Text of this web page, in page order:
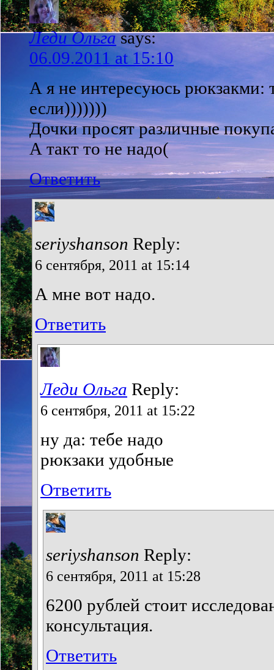
Леди Ольга says:
06.09.2011 at 15:10
А я не интересуюсь рюкзакми:
если)))))))
Дочки просят различные
А такт то не надо(
Ответить
seriyshanson Reply:
6 сентября, 2011 at 15:14
А мне вот надо.
Ответить
Леди Ольга Reply:
6 сентября, 2011 at 15:22
ну да: тебе надо
рюкзаки удобные
Ответить
seriyshanson Reply:
6 сентября, 2011 at 15:28
6200 рублей стоит
консультация.
Ответить